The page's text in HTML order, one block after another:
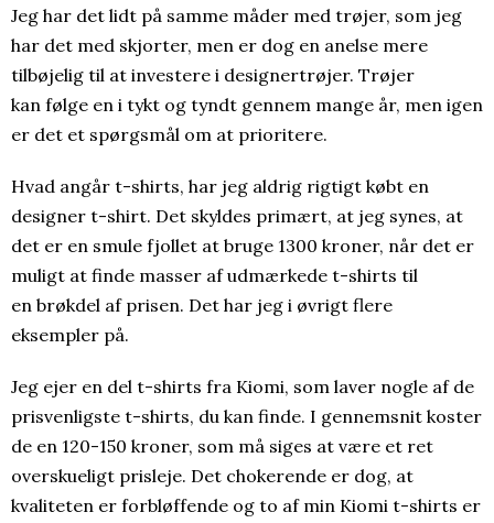
Jeg har det lidt på samme måder med trøjer, som jeg
har det med skjorter, men er dog en anelse mere
tilbøjelig til at investere i designertrøjer. Trøjer
kan følge en i tykt og tyndt gennem mange år, men igen
er det et spørgsmål om at prioritere.
Hvad angår t-shirts, har jeg aldrig rigtigt købt en
designer t-shirt. Det skyldes primært, at jeg synes, at
det er en smule fjollet at bruge 1300 kroner, når det er
muligt at finde masser af udmærkede t-shirts til
en brøkdel af prisen. Det har jeg i øvrigt flere
eksempler på.
Jeg ejer en del t-shirts fra Kiomi, som laver nogle af de
prisvenligste t-shirts, du kan finde. I gennemsnit koster
de en 120-150 kroner, som må siges at være et ret
overskueligt prisleje. Det chokerende er dog, at
kvaliteten er forbløffende og to af min Kiomi t-shirts er